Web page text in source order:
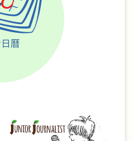
曆